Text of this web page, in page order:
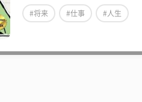
#将来 #仕事 #人生